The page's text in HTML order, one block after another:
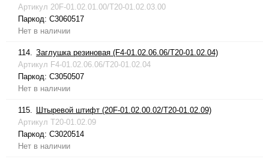
Артикул 20F-01.02.01.00/T20-01.02.03.00
Паркод: C3060517
Нет в наличии
114.
Заглушка резиновая (F4-01.02.06.06/T20-01.02.04)
Артикул F4-01.02.06.06/T20-01.02.04
Паркод: C3050507
Нет в наличии
115.
Штыревой штифт (20F-01.02.00.02/T20-01.02.09)
Артикул T20-01.02.09
Паркод: C3020514
Нет в наличии